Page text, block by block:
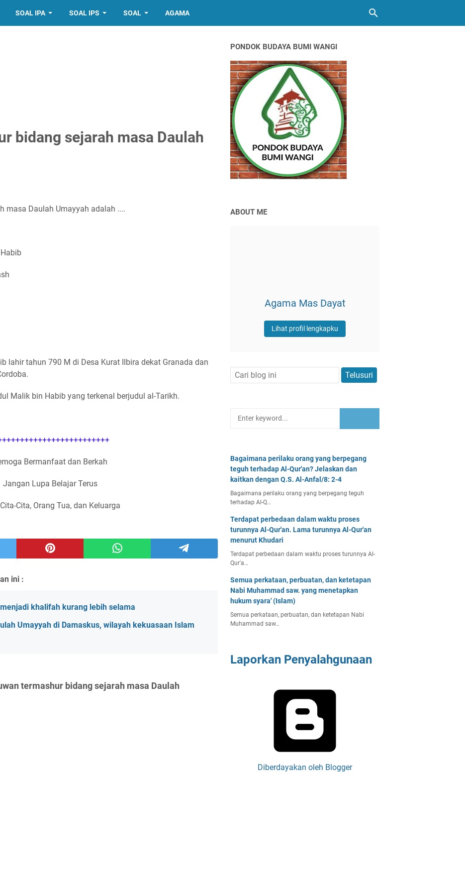
SOAL IPA SOAL IPS SOAL AGAMA
bidang sejarah masa Daulah
masa Daulah Umayyah adalah ....
lahir tahun 790 M di Desa Kurat Ilbira dekat Granada dan
Malik bin Habib yang terkenal berjudul al-Tarikh.
Bermanfaat dan Berkah
Jangan Lupa Belajar Terus
Cita, Orang Tua, dan Keluarga
ini :
khalifah kurang lebih selama
Umayyah di Damaskus, wilayah kekuasaan Islam
termashur bidang sejarah masa Daulah
PONDOK BUDAYA BUMI WANGI
ABOUT ME
Agama Mas Dayat
Lihat profil lengkapku
Bagaimana perilaku orang yang berpegang
teguh terhadap Al-Qur'an? Jelaskan dan
kaitkan dengan Q.S. Al-Anfal/8: 2-4
Bagaimana perilaku orang yang berpegang teguh
terhadap Al-Q…
Terdapat perbedaan dalam waktu proses
turunnya Al-Qur'an. Lama turunnya Al-Qur'an
menurut Khudari
Terdapat perbedaan dalam waktu proses turunnya Al-
Qur'a…
Semua perkataan, perbuatan, dan ketetapan
Nabi Muhammad saw. yang menetapkan
hukum syara' (Islam)
Semua perkataan, perbuatan, dan ketetapan Nabi
Muhammad saw…
Laporkan Penyalahgunaan
Diberdayakan oleh Blogger